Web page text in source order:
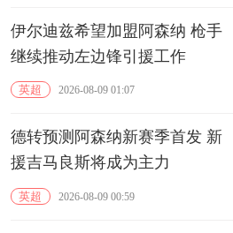
伊尔迪兹希望加盟阿森纳 枪手
继续推动左边锋引援工作
英超 2026-08-09 01:07
德转预测阿森纳新赛季首发 新
援吉马良斯将成为主力
英超 2026-08-09 00:59